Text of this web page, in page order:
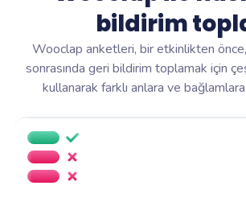
bildirim
Wooclap anketleri, bir etkinlikten önce,
sonrasında geri bildirim toplamak için
kullanarak farklı anlara ve